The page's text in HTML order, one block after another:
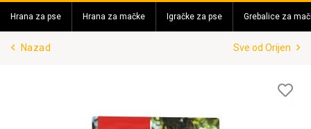
Teraristika
Brendovi
Hrana za pse Hrana za mačke Igračke za pse Grebalice za
Nazad Sve od Orijen